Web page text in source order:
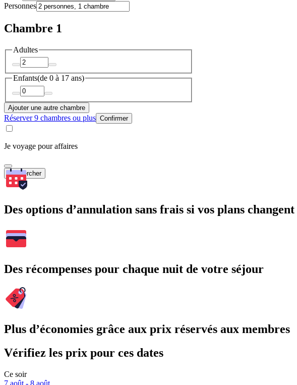
Personnes
Chambre 1
Adultes
Enfants(de 0 à 17 ans)
Ajouter une autre chambre
Réserver 9 chambres ou plus Confirmer
Je voyage pour affaires
Rechercher
Des options d’annulation sans frais si vos plans changent
Des récompenses pour chaque nuit de votre séjour
Plus d’économies grâce aux prix réservés aux membres
Vérifiez les prix pour ces dates
Ce soir